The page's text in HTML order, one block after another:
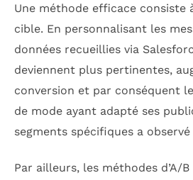
Une méthode efficace
cible. En personnalisant les
données recueillies via
deviennent plus pertinentes,
conversion et par conséquent
de mode ayant adapté ses
segments spécifiques a
Par ailleurs, les méthodes d’A/